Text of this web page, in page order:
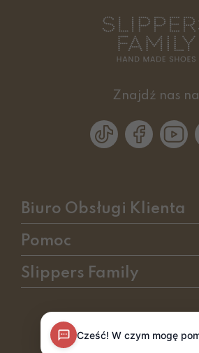
Znajdź nas na
Biuro Obsługi Klienta
Pomoc
Slippers Family